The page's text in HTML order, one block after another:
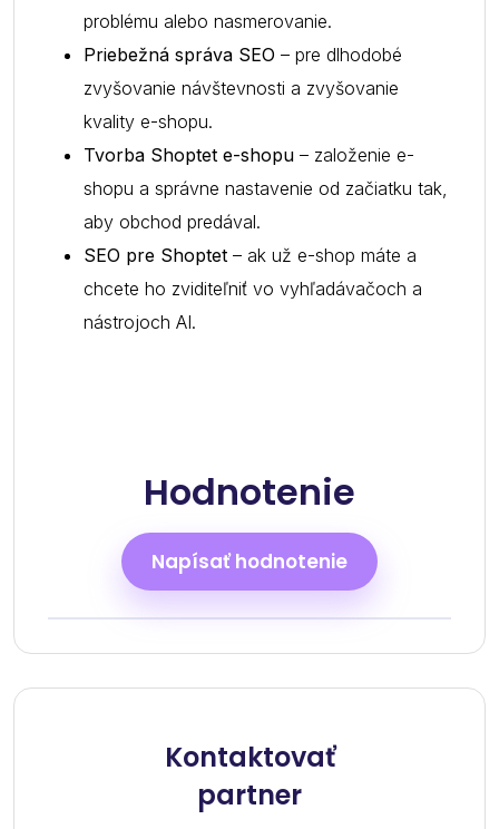
problému alebo nasmerovanie.
Priebežná správa SEO – pre dlhodobé
zvyšovanie návštevnosti a zvyšovanie
kvality e-shopu.
Tvorba Shoptet e-shopu – založenie e-
shopu a správne nastavenie od začiatku tak,
aby obchod predával.
SEO pre Shoptet – ak už e-shop máte a
chcete ho zviditeľniť vo vyhľadávačoch a
nástrojoch AI.
Hodnotenie
Napísať hodnotenie
Kontaktovať
partner